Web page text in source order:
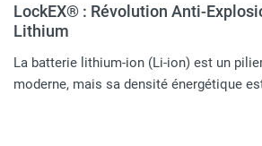
LockEX® : Révolution Anti-
Lithium
La batterie lithium-ion (Li-ion) est un
moderne, mais sa densité énergétique